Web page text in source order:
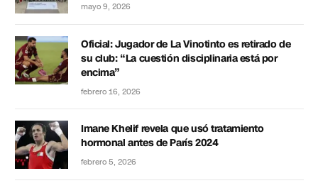
mayo 9, 2026
Oficial: Jugador de La Vinotinto es retirado de
su club: “La cuestión disciplinaria está por
encima”
febrero 16, 2026
Imane Khelif revela que usó tratamiento
hormonal antes de París 2024
febrero 5, 2026